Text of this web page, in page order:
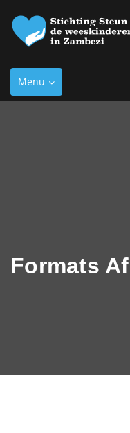
Toggle
navigation
Menu
Formats